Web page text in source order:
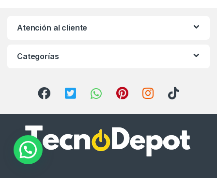
Atención al cliente
Categorías